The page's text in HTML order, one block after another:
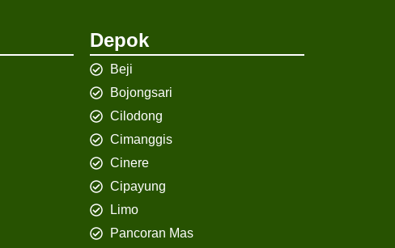
Depok
Beji
Bojongsari
Cilodong
Cimanggis
Cinere
Cipayung
Limo
Pancoran Mas